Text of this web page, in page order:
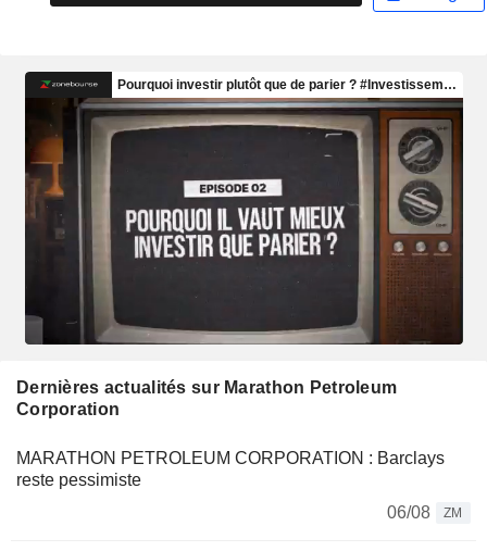
Dernières actualités sur Marathon Petroleum
Corporation
MARATHON PETROLEUM CORPORATION : Barclays
reste pessimiste
06/08
ZM